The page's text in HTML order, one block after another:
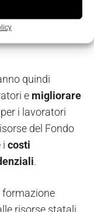
Nuove
quindi
e migliorare
i lavoratori
del Fondo
i costi
.
formazione
risorse statali,